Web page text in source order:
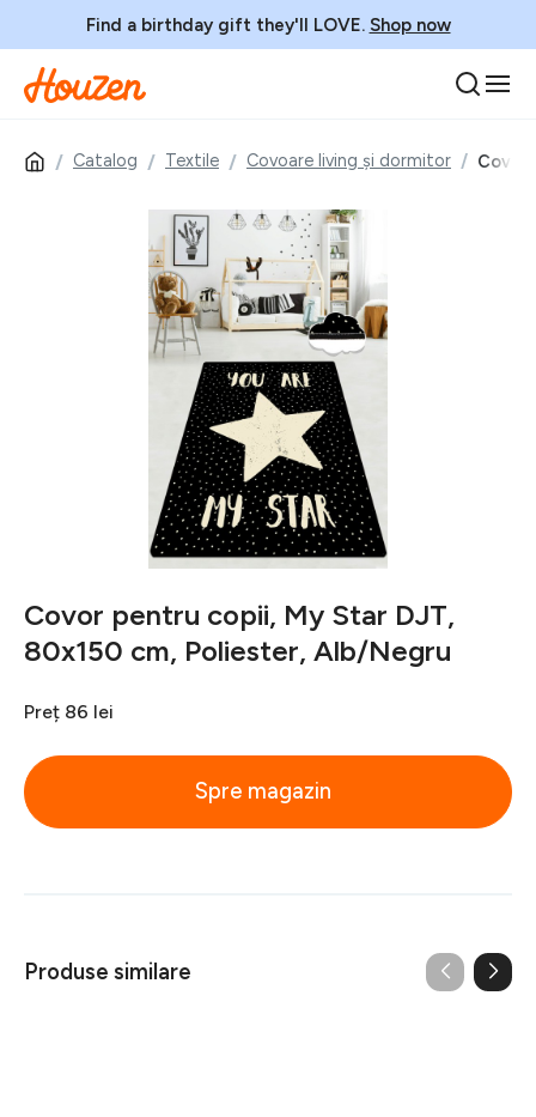
Find a birthday gift they'll LOVE. Shop now
Catalog Textile Covoare living și dormitor
Covor pentru copii, My Star DJT,
80x150 cm, Poliester, Alb/Negru
Preț 86 lei
Spre magazin
Produse similare